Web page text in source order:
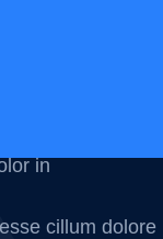
in
cillum dolore